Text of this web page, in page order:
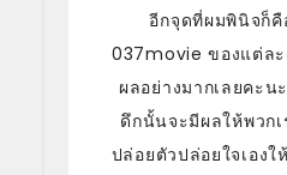
อีกจุดที่ผมพินิจก็
037movie ของแต่ล
ผลอย่างมากเลยคะน
ดึกนั้นจะมีผลให้พวก
ปล่อยตัวปล่อยใจเองใ